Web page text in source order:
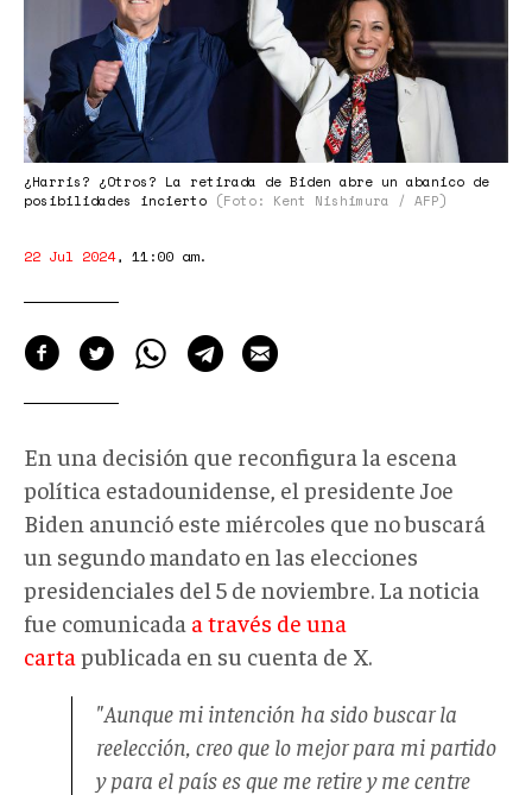
¿Harris? ¿Otros? La retirada de Biden abre un abanico de
posibilidades incierto (Foto: Kent Nishimura / AFP)
22 Jul 2024, 11:00 am.
En una decisión que reconfigura la escena
política estadounidense, el presidente Joe
Biden anunció este miércoles que no buscará
un segundo mandato en las elecciones
presidenciales del 5 de noviembre. La noticia
fue comunicada a través de una
carta publicada en su cuenta de X.
"Aunque mi intención ha sido buscar la
reelección, creo que lo mejor para mi partido
y para el país es que me retire y me centre